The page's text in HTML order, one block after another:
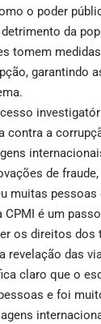
o poder
da
tomem
garantindo
contra a
de
muitas
CPMI é um
os direitos dos
revelação das
claro que o
e foi